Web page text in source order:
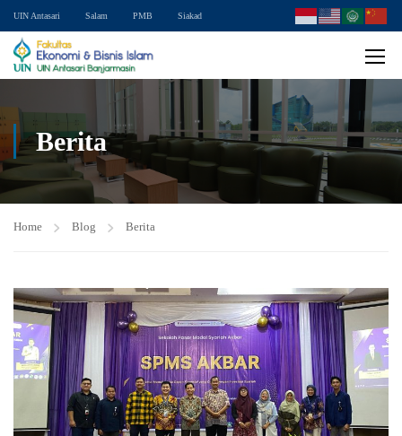
UIN Antasari Salam PMB Siakad
Berita
Home Blog Berita